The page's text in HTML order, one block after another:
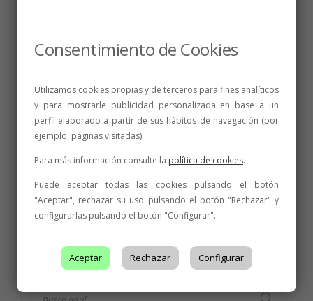
BODEGAS,FERIAS Y CONVENCIONES
Sanxenxo el mercado gallego en el
showroom Tentación Ibérica-2021
Consentimiento de Cookies
Utilizamos cookies propias y de terceros para fines analíticos
y para mostrarle publicidad personalizada en base a un
perfil elaborado a partir de sus hábitos de navegación (por
ejemplo, páginas visitadas).
Para más información consulte la política de cookies.
Puede aceptar todas las cookies pulsando el botón
"Aceptar", rechazar su uso pulsando el botón "Rechazar" y
configurarlas pulsando el botón "Configurar".
Aceptar Rechazar Configurar